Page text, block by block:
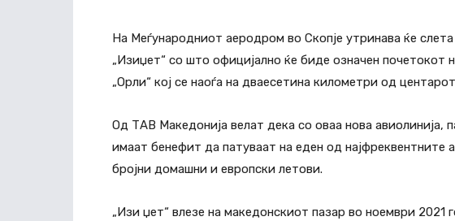
На Меѓународниот аеродром во Скопје утринава ќе
„Изиџет“ со што официјално ќе биде означен почетокот
„Орли“ кој се наоѓа на дваесетина километри од
Од ТАВ Македонија велат дека со оваа нова авиолинија,
имаат бенефит да патуваат на еден од најфреквентните
бројни домашни и европски летови.
„Изи џет“ влезе на македонскиот пазар во ноември 2021